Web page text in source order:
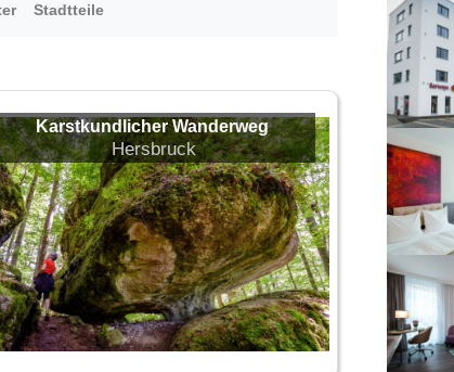
Stadtteile
Karstkundlicher Wanderweg
Hersbruck